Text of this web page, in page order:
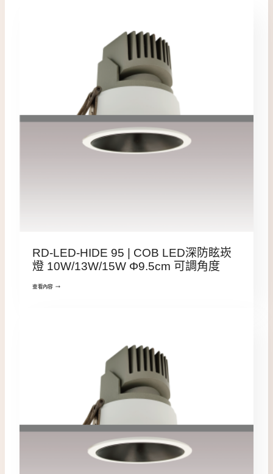
RD-LED-HIDE 95 | COB LED深防眩崁
燈 10W/13W/15W Φ9.5cm 可調角度
查看內容